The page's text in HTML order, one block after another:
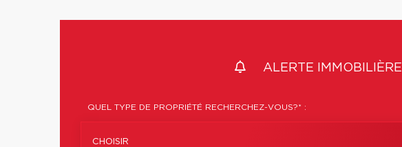
ALERTE IMMOBILIÈRE
QUEL TYPE DE PROPRIÉTÉ RECHERCHEZ-VOUS?* :
CHOISIR